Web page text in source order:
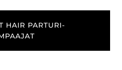
HAIR PARTURI-